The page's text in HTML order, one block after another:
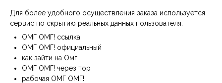
Для более удобного осуществления заказа используется
сервис по скрытию реальных данных пользователя.
ОМГ ОМГ! ссылка
ОМГ ОМГ! официальный
как зайти на Омг
ОМГ ОМГ! через тор
рабочая ОМГ ОМГ!